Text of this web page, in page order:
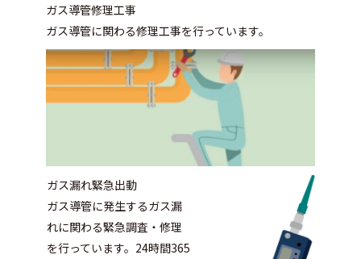
ガス導管修理工事
ガス導管に関わる修理工事を行っています。
ガス漏れ緊急出動
ガス導管に発生するガス漏
れに関わる緊急調査・修理
を行っています。24時間365